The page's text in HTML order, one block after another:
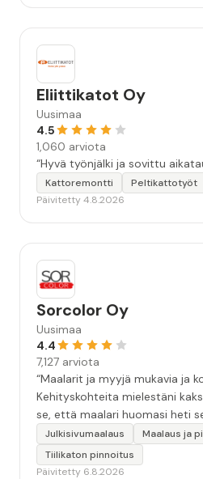
Eliittikatot Oy
Uusimaa
4.5
1,060 arviota
“Hyvä työnjälki ja sovittu
Kattoremontti Peltikattotyöt
Päivitetty 4.8.2026
Sorcolor Oy
Uusimaa
4.4
7,127 arviota
“Maalarit ja myyjä mukavia ja
Kehityskohteita mielestäni
se, että maalari huomasi heti
värin erot mitä en huomannut.
kohtaa huomattu mutta toki
tilanteessa myyjä olisi jo
Julkisivumaalaus
Maalaus ja
Tiilikaton pinnoitus
Päivitetty 6.8.2026